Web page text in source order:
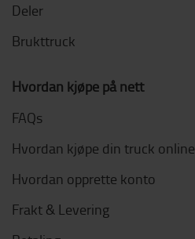
Deler
Brukttruck
Hvordan kjøpe på nett
FAQs
Hvordan kjøpe din truck online
Hvordan opprette konto
Frakt & Levering